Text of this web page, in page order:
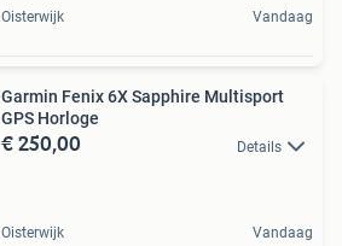
Oisterwijk Vandaag
Garmin Fenix 6X Sapphire Multisport
GPS Horloge
€ 250,00 Details
Oisterwijk Vandaag